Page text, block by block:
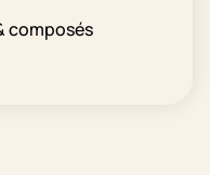
composés